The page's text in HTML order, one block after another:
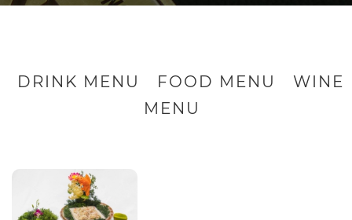
DRINK MENU FOOD MENU
WINE
MENU